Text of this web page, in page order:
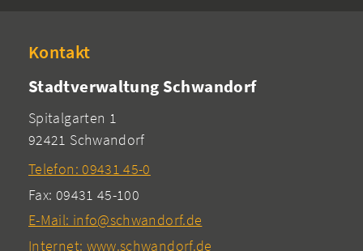
Kontakt
Stadtverwaltung Schwandorf
Spitalgarten 1
92421 Schwandorf
Telefon: 09431 45-0
Fax: 09431 45-100
E-Mail: info@schwandorf.de
Internet: www.schwandorf.de